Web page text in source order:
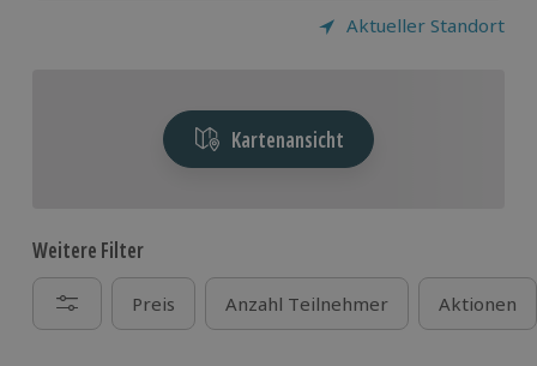
Aktueller Standort
Kartenansicht
Weitere Filter
Preis Anzahl Teilnehmer Aktionen